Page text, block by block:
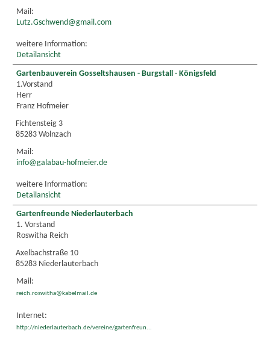
Mail:
Lutz.Gschwend@gmail.com
weitere Information:
Detailansicht
Gartenbauverein Gosseltshausen - Burgstall - Königsfeld
1.Vorstand
Herr
Franz Hofmeier
Fichtensteig 3
85283 Wolnzach
Mail:
info@galabau-hofmeier.de
weitere Information:
Detailansicht
Gartenfreunde Niederlauterbach
1. Vorstand
Roswitha Reich
Axelbachstraße 10
85283 Niederlauterbach
Mail:
reich.roswitha@kabelmail.de
Internet:
http://niederlauterbach.de/vereine/gartenfreun...